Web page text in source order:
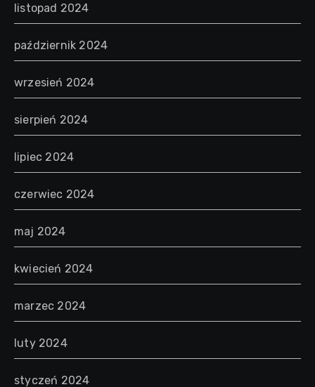
listopad 2024
październik 2024
wrzesień 2024
sierpień 2024
lipiec 2024
czerwiec 2024
maj 2024
kwiecień 2024
marzec 2024
luty 2024
styczeń 2024